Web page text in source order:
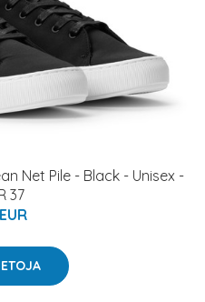
Net Pile - Black - Unisex -
37